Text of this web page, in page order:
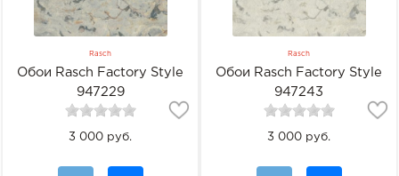
Rasch
Обои Rasch Factory Style
947229
3 000 руб.
Rasch
Обои Rasch Factory Style
947243
3 000 руб.